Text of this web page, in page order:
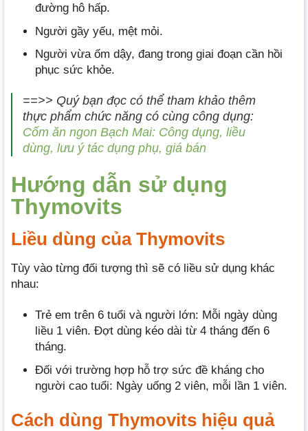
đường hô hấp.
Người gầy yếu, mệt mỏi.
Người vừa ốm dậy, đang trong giai đoạn cần hồi
phục sức khỏe.
==>> Quý bạn đọc có thể tham khảo thêm
thực phẩm chức năng có cùng công dụng:
Cốm ăn ngon Bạch Mai: Công dụng, liều
dùng, lưu ý tác dụng phụ, giá bán
Hướng dẫn sử dụng
Thymovits
Liều dùng của Thymovits
Tùy vào từng đối tượng thì sẽ có liều sử dụng khác
nhau:
Trẻ em trên 6 tuổi và người lớn: Mỗi ngày dùng
liều 1 viên. Đợt dùng kéo dài từ 4 tháng đến 6
tháng.
Đối với trường hợp hỗ trợ sức đề kháng cho
người cao tuổi: Ngày uống 2 viên, mỗi lần 1 viên.
Cách dùng Thymovits hiệu quả